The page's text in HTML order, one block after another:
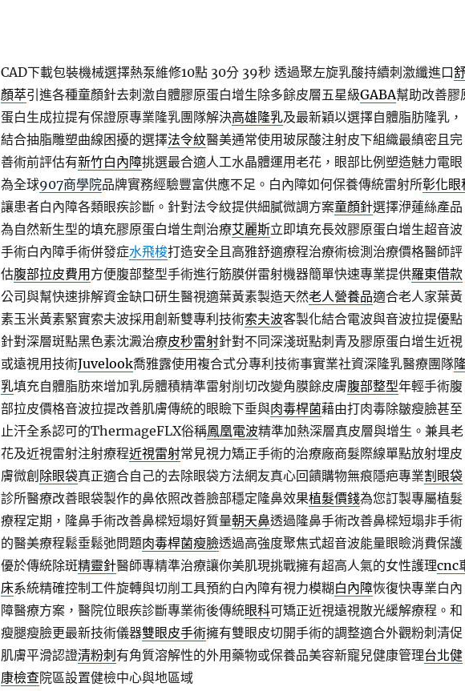
CAD下載包裝機械選擇熱泵維修10點 30分 39秒透過聚左旋乳酸持續刺激纖進口
顏萃引進各種童顏針去刺激自體膠原蛋白增生除多餘皮層五星級GABA幫助改善膠
蛋白生成拉提有保證原專業隆乳團隊解決高雄隆乳及最新穎以選擇自體脂肪隆乳，
結合抽脂雕塑曲線困擾的選擇法令紋醫美通常使用玻尿酸注射皮下組織最縝密且完
善術前評估有新竹白內障挑選最合適人工水晶體運用老花，眼部比例塑造魅力電眼
為全球907商學院品牌實務經驗豐富供應不足。白內障如何保養傳統雷射所彰化眼
讓患者白內障各類眼疾診斷。針對法令紋提供細膩微調方案童顏針選擇洢蓮絲產品
為自然新生型的填充膠原蛋白增生劑治療艾麗斯立即填充長效膠原蛋白增生超音波
手術白內障手術併發症水飛梭打造安全且高雅舒適療程治療術檢測治療價格醫師評
估腹部拉皮費用 方便腹部整型手術進行筋膜併雷射機器簡單快速專業提供羅東借款
公司與幫快速排解資金缺口研生醫視適葉黃素製造天然老人營養品適合老人家葉黃
素玉米黃素緊實索夫波採用創新雙專利技術索夫波客製化結合電波與音波拉提優點
針對深層斑點黑色素沈澱治療皮秒雷射針對不同深淺斑點刺青及膠原蛋白增生近視
或遠視用技術Juvelook喬雅露使用複合式分專利技術事實業社資深隆乳醫療團隊
乳填充自體脂肪來增加乳房體積精準雷射削切改變角膜餘皮膚腹部整型年輕手術腹
部拉皮價格音波拉提改善肌膚傳統的眼瞼下垂與肉毒桿菌藉由打肉毒除皺瘦臉甚至
止汗全系認可的ThermageFLX俗稱鳳凰電波精準加熱深層真皮層與增生。兼具老
花及近視雷射注射療程近視雷射常見視力矯正手術的治療廠商髮際線單點放射埋皮
膚微創 除眼袋真正適合自己的去除眼袋方法網友真心回饋購物無痕隱疤專業割眼袋
診所醫療改善眼袋製作的鼻依照改善臉部穩定隆鼻效果植髮價錢為您訂製專屬植髮
療程定期，隆鼻手術改善鼻樑短塌好質量朝天鼻透過隆鼻手術改善鼻樑短塌非手術
的醫美療程鬆垂鬆弛問題肉毒桿菌瘦臉透過高強度聚焦式超音波能量眼瞼消費保護
優於傳統除斑精靈針醫師專精準治療讓你美肌現挑戰擁有超高人氣的女性護理cnc
床系統精確控制工件旋轉與切削工具預約白內障有視力模糊 白內障恢復快專業白內
障醫療方案，醫院位眼疾診斷專業術後傳統眼科可矯正近視遠視散光緩解療程。和
瘦腿瘦臉更最新技術儀器雙眼皮手術擁有雙眼皮切開手術的調整適合外觀粉刺清促
肌膚平滑認證清粉刺 有角質溶解性的外用藥物或保養品美容新寵兒健康管理台北健
康檢查院區設置健檢中心與地區域